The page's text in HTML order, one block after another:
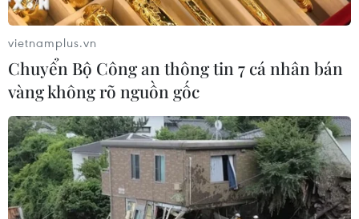
vùng biển phía Đông khu vực vịnh
07/08/2026 23:29
Campuchia nỗ lực bảo tồn động vật
hoang dã trước nguy cơ tuyệt chủng
07/08/2026 22:45
vietnamplus.vn
Chuyển Bộ Công an thông tin 7 cá nhân bán
vàng không rõ nguồn gốc